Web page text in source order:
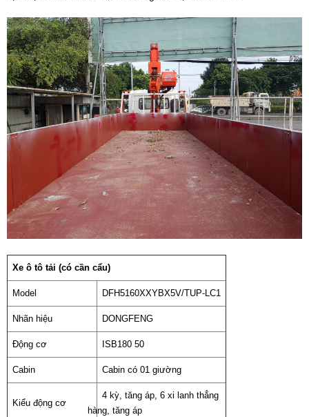
Xe ô tô tải (có cần cẩu)
Model DFH5160XXYBX5V/TUP-LC1
Nhãn hiệu DONGFENG
Động cơ ISB180 50
Cabin Cabin có 01 giường
Kiểu động cơ
4 kỳ, tăng áp, 6 xi lanh thẳng
hàng, tăng áp